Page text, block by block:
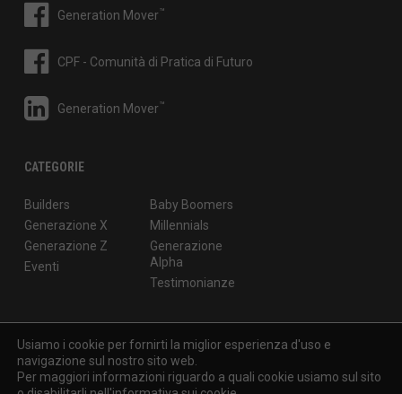
Generation Mover™
CPF - Comunità di Pratica di Futuro
Generation Mover™
CATEGORIE
Builders
Baby Boomers
Generazione X
Millennials
Generazione Z
Generazione
Alpha
Eventi
Testimonianze
© 2026Generation Moverdi Isabella Pierantoni - P.IVA: 05501970965
- Via M. Macchi 50, Milano
Usiamo i cookie per fornirti la miglior esperienza d'uso e
navigazione sul nostro sito web.
Per maggiori informazioni riguardo a quali cookie usiamo sul sito